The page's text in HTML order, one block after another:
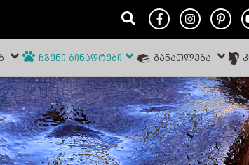
ᲩᲕᲔᲜᲘ ᲑᲘᲜᲐᲓᲠᲔᲑᲘ ᲒᲐᲜᲐᲗᲚᲔᲑᲐ